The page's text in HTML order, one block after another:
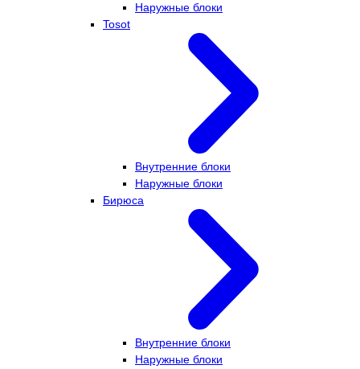
Наружные блоки
Tosot
Внутренние блоки
Наружные блоки
Бирюса
Внутренние блоки
Наружные блоки